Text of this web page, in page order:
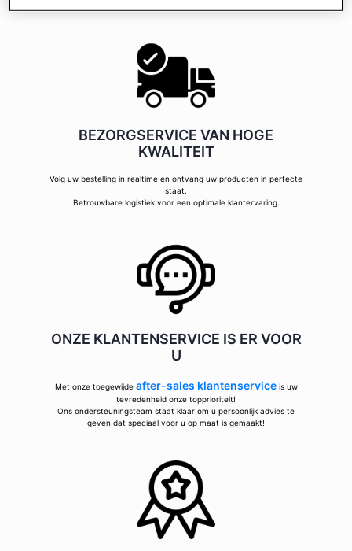
BEZORGSERVICE VAN HOGE
KWALITEIT
Volg uw bestelling in realtime en ontvang uw producten in perfecte
staat.
Betrouwbare logistiek voor een optimale klantervaring.
ONZE KLANTENSERVICE IS ER VOOR
U
Met onze toegewijde after-sales klantenserviceis uw
tevredenheid onze topprioriteit!
Ons ondersteuningsteam staat klaar om u persoonlijk advies te
geven dat speciaal voor u op maat is gemaakt!